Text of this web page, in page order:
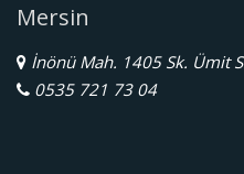
Mersin
İnönü Mah. 1405 Sk. Ümit
0535 721 73 04